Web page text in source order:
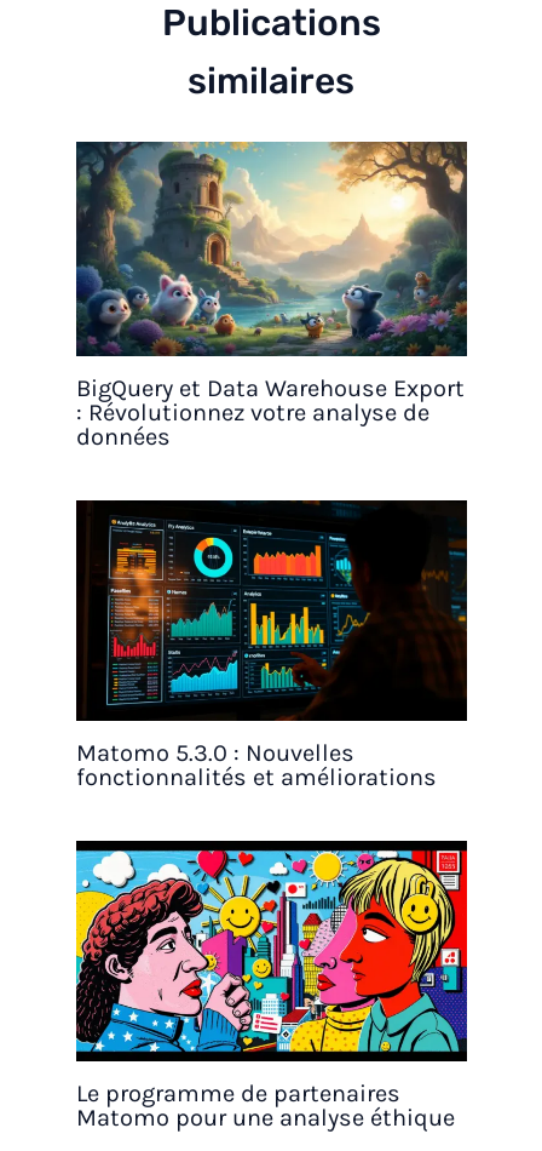
Publications
similaires
BigQuery et Data Warehouse Export
: Révolutionnez votre analyse de
données
Matomo 5.3.0 : Nouvelles
fonctionnalités et améliorations
Le programme de partenaires
Matomo pour une analyse éthique